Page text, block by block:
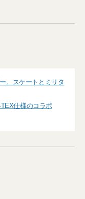
。スケートとミリタ
仕様のコラボ